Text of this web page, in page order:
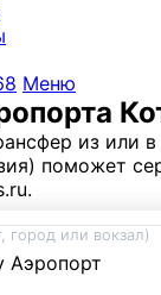
Меню
из или
поможет
город или вокзал)